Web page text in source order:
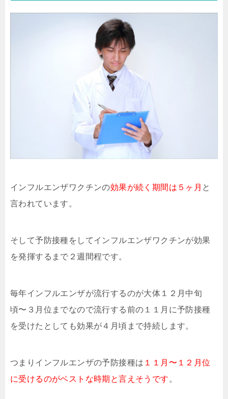
インフルエンザワクチンの効果が続く期間は５ヶ月 と
言われています。
そして予防接種をしてインフルエンザワクチンが効果
を発揮するまで２週間程です。
毎年インフルエンザが流行するのが大体１２月中旬
頃〜３月位までなので流行する前の１１月に予防接種
を受けたとしても効果が４月頃まで持続します。
つまりインフルエンザの予防接種は １１月〜１２月位
に受けるのがベストな時期と言えそうです 。